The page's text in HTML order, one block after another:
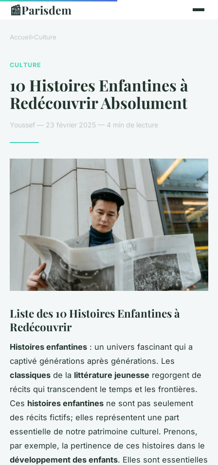
📰Parisdem
Accueil›Culture
CULTURE
10 Histoires Enfantines à
Redécouvrir Absolument
Youssef — 23 février 2025 — 4 min de lecture
Liste des 10 Histoires Enfantines à
Redécouvrir
Histoires enfantines : un univers fascinant qui a
captivé générations après générations. Les
classiques de la littérature jeunesse regorgent de
récits qui transcendent le temps et les frontières.
Ces histoires enfantines ne sont pas seulement
des récits fictifs; elles représentent une part
essentielle de notre patrimoine culturel. Prenons,
par exemple, la pertinence de ces histoires dans le
développement des enfants. Elles sont essentielles